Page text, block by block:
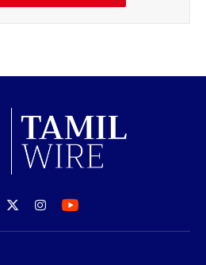
X
(Twitter)
Instagram